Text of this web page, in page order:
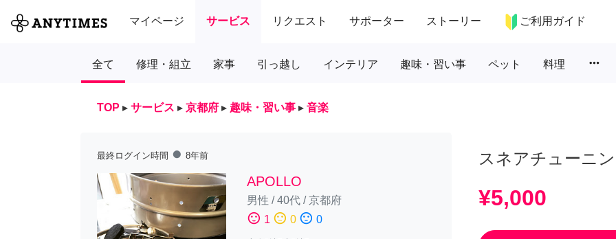
マイページ サービス リクエスト サポーター ストーリー ご利用ガイド
全て 修理・組立 家事 引っ越し インテリア 趣味・習い事 ペット 料理 more_horiz
TOP ▸ サービス ▸ 京都府 ▸ 趣味・習い事 ▸ 音楽
最終ログイン時間 fiber_manual_record 8年前
APOLLO
男性 /40代/京都府
sentiment_satisfied 1 sentiment_neutral 0 sentiment_dissatisfied 0
スネアチューニ
¥5,000